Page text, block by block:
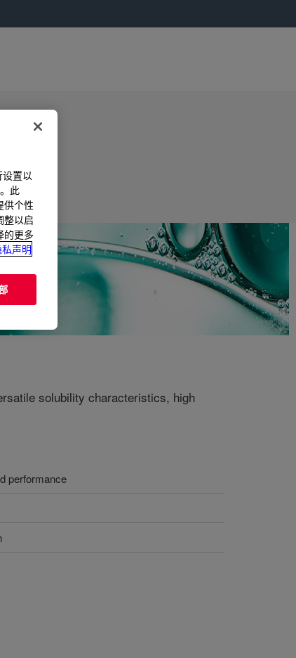
solubility characteristics, high
performance
置以
此
供个性
整以启
的更多
私声明